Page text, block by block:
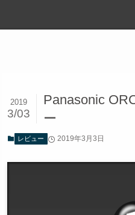
Panasonic
ー
2019
3/03
レビュー 2019年3月3日